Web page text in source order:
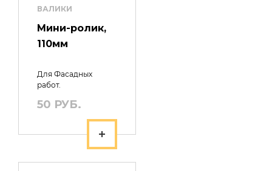
ВАЛИКИ
Мини-ролик,
110мм
Для Фасадных
работ.
50 РУБ.